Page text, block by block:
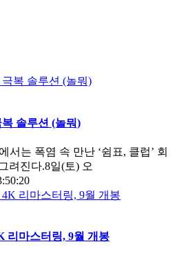
복 솔루션 (놀뭐)
서는 폭염 속 만난 ‘쉼표, 클럽’ 회
려진다.8일(토) 오
리마스터링, 9월 개봉